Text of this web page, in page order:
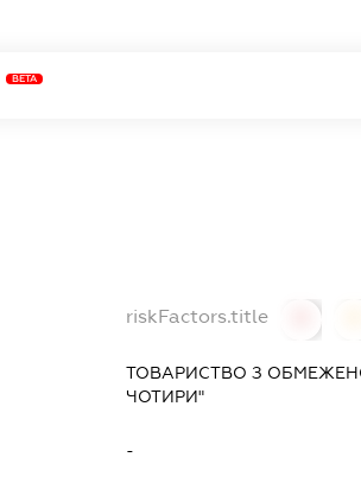
BETA
riskFactors.title
ТОВАРИСТВО З
ЧОТИРИ"
-